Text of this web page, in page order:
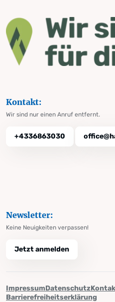
Kontakt:
Wir sind nur einen Anruf entfernt.
+4336863030
Newsletter:
Keine Neuigkeiten verpassen!
Jetzt anmelden
ImpressumDatenschutz
Barrierefreiheitserklärung